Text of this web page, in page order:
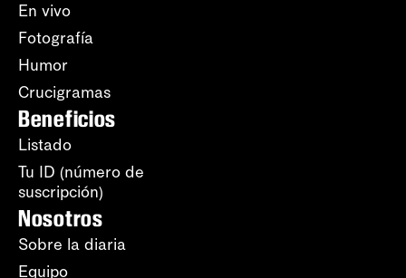
En vivo
Fotografía
Humor
Crucigramas
Beneficios
Listado
Tu ID (número de
suscripción)
Nosotros
Sobre la diaria
Equipo